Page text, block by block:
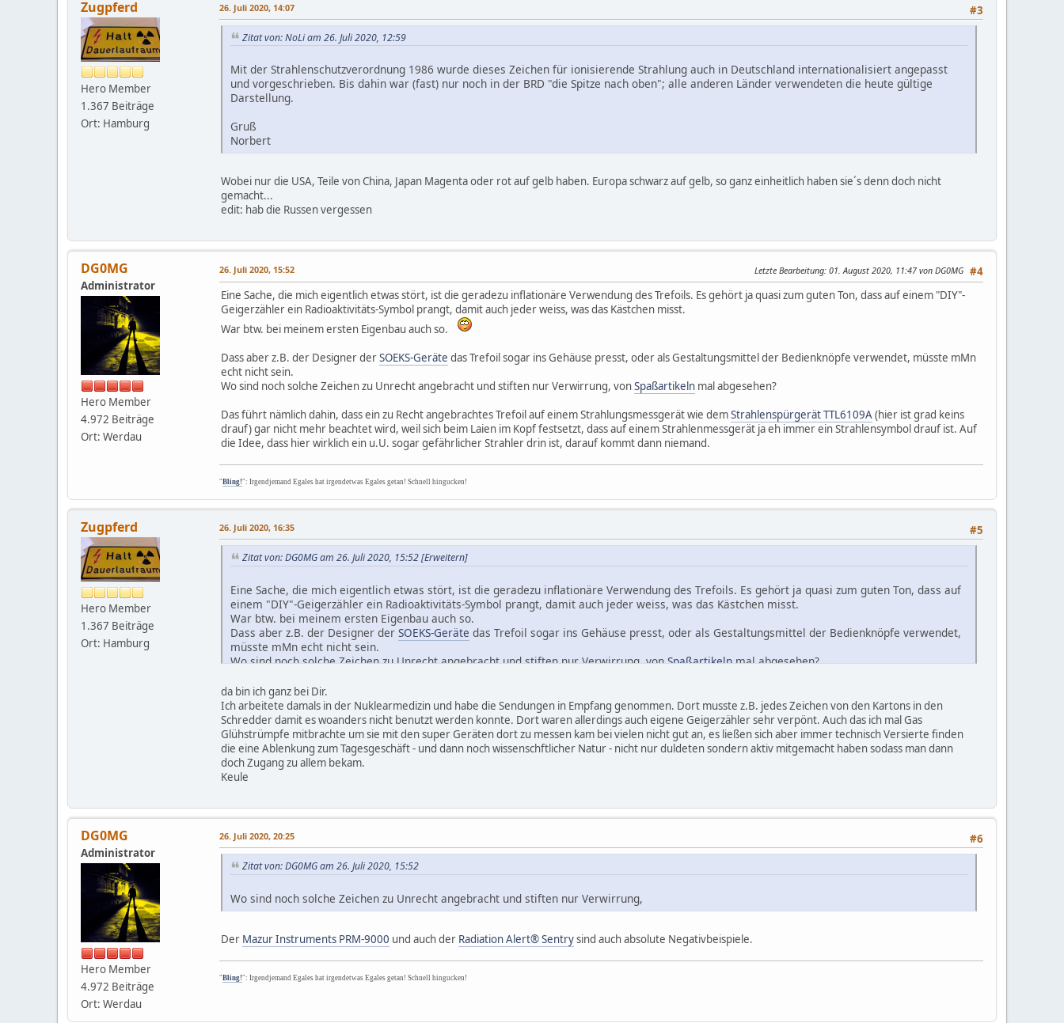
Zugpferd
Hero Member
1.367 Beiträge
Ort: Hamburg
#3
26. Juli 2020, 14:07
Zitat von: NoLi am 26. Juli 2020, 12:59
Mit der Strahlenschutzverordnung 1986 wurde dieses Zeichen für ionisierende Strahlung auch in Deutschland internationalisiert angepasst
und vorgeschrieben. Bis dahin war (fast) nur noch in der BRD "die Spitze nach oben"; alle anderen Länder verwendeten die heute gültige
Darstellung.
Gruß
Norbert
Wobei nur die USA, Teile von China, Japan Magenta oder rot auf gelb haben. Europa schwarz auf gelb, so ganz einheitlich haben sie´s denn doch nicht
gemacht...
edit: hab die Russen vergessen
DG0MG
Administrator
Hero Member
4.972 Beiträge
Ort: Werdau
#4
26. Juli 2020, 15:52 Letzte Bearbeitung: 01. August 2020, 11:47 von DG0MG
Eine Sache, die mich eigentlich etwas stört, ist die geradezu inflationäre Verwendung des Trefoils. Es gehört ja quasi zum guten Ton, dass auf einem "DIY"-
Geigerzähler ein Radioaktivitäts-Symbol prangt, damit auch jeder weiss, was das Kästchen misst.
War btw. bei meinem ersten Eigenbau auch so.
Dass aber z.B. der Designer derSOEKS-Geräte das Trefoil sogar ins Gehäuse presst, oder als Gestaltungsmittel der Bedienknöpfe verwendet, müsste mMn
echt nicht sein.
Wo sind noch solche Zeichen zu Unrecht angebracht und stiften nur Verwirrung, vonSpaßartikeln mal abgesehen?
Das führt nämlich dahin, dass ein zu Recht angebrachtes Trefoil auf einem Strahlungsmessgerät wie demStrahlenspürgerät TTL6109A(hier ist grad keins
drauf) gar nicht mehr beachtet wird, weil sich beim Laien im Kopf festsetzt, dass auf einem Strahlenmessgerät ja eh immer ein Strahlensymbol drauf ist. Auf
die Idee, dass hier wirklich ein u.U. sogar gefährlicher Strahler drin ist, darauf kommt dann niemand.
"Bling!": Irgendjemand Egales hat irgendetwas Egales getan! Schnell hingucken!
Zugpferd
Hero Member
1.367 Beiträge
Ort: Hamburg
#5
26. Juli 2020, 16:35
Zitat von: DG0MG am 26. Juli 2020, 15:52[Erweitern]
Eine Sache, die mich eigentlich etwas stört, ist die geradezu inflationäre Verwendung des Trefoils. Es gehört ja quasi zum guten Ton, dass auf
einem "DIY"-Geigerzähler ein Radioaktivitäts-Symbol prangt, damit auch jeder weiss, was das Kästchen misst.
War btw. bei meinem ersten Eigenbau auch so.
Dass aber z.B. der Designer der SOEKS-Geräte das Trefoil sogar ins Gehäuse presst, oder als Gestaltungsmittel der Bedienknöpfe verwendet,
müsste mMn echt nicht sein.
Wo sind noch solche Zeichen zu Unrecht angebracht und stiften nur Verwirrung, vonSpaßartikelnmal abgesehen?
Das führt nämlich dahin, dass ein zu Recht abgebrachtes Trefoil auf einem Strahlungsmessgerät wie dem
ist grad keins drauf) gar nicht mehr beachtet wird, weil sich beim Laien im Kopf festsetzt, dass auf einem Strahlenmessgerät natürlich ein
Strahlensymbol drauf ist. Auf die Idee, dass da wirklich ein u.U. sogar gefährlicher Strahler drin ist, darauf kommt dann niemand.
da bin ich ganz bei Dir.
Ich arbeitete damals in der Nuklearmedizin und habe die Sendungen in Empfang genommen. Dort musste z.B. jedes Zeichen von den Kartons in den
Schredder damit es woanders nicht benutzt werden konnte. Dort waren allerdings auch eigene Geigerzähler sehr verpönt. Auch das ich mal Gas
Glühstrümpfe mitbrachte um sie mit den super Geräten dort zu messen kam bei vielen nicht gut an, es ließen sich aber immer technisch Versierte finden
die eine Ablenkung zum Tagesgeschäft - und dann noch wissenschftlicher Natur - nicht nur duldeten sondern aktiv mitgemacht haben sodass man dann
doch Zugang zu allem bekam.
Keule
DG0MG
Administrator
Hero Member
4.972 Beiträge
Ort: Werdau
#6
26. Juli 2020, 20:25
Zitat von: DG0MG am 26. Juli 2020, 15:52
Wo sind noch solche Zeichen zu Unrecht angebracht und stiften nur Verwirrung,
Der Mazur Instruments PRM-9000 und auch der Radiation Alert® Sentrysind auch absolute Negativbeispiele.
"Bling!": Irgendjemand Egales hat irgendetwas Egales getan! Schnell hingucken!